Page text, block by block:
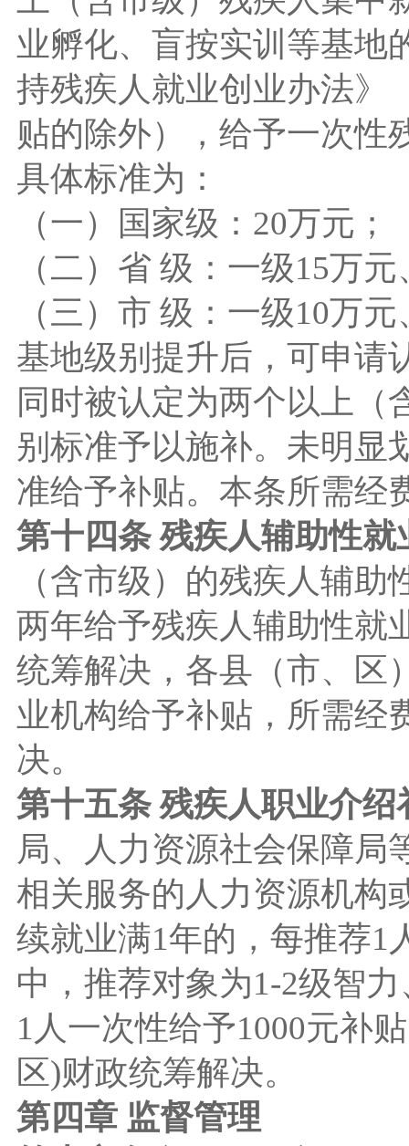
业孵化、盲按实训等基地
持残疾人就业创业办法》
贴的除外），给予一次性
具体标准为：
（一）国家级：20万元；
（二）省 级：一级15万
（三）市 级：一级10万
基地级别提升后，可申请
同时被认定为两个以上（
别标准予以施补。未明显
准给予补贴。本条所需经
第十四条 残疾人辅助性就
（含市级）的残疾人辅
两年给予残疾人辅助性就
统筹解决，各县（市、区
业机构给予补贴，所需经
决。
第十五条 残疾人职业介绍
局、人力资源社会保障局
相关服务的人力资源机构
续就业满1年的，每推荐1
中，推荐对象为1-2级智
1人一次性给予1000元补
区)财政统筹解决。
第四章 监督管理